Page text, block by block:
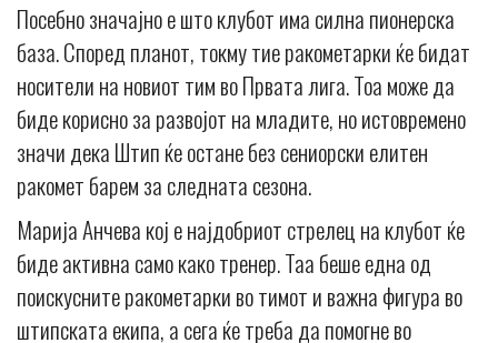
Посебно значајно е што клубот има силна пионерска
база. Според планот, токму тие ракометарки ќе бидат
носители на новиот тим во Првата лига. Тоа може да
биде корисно за развојот на младите, но истовремено
значи дека Штип ќе остане без сениорски елитен
ракомет барем за следната сезона.
Марија Анчева кој е најдобриот стрелец на клубот ќе
биде активна само како тренер. Таа беше една од
поискусните ракометарки во тимот и важна фигура во
штипската екипа, а сега ќе треба да помогне во